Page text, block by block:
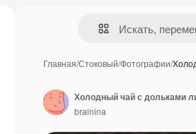
Главная/Стоковый/Фотографии/
Холодный чай с дольками
bralnina